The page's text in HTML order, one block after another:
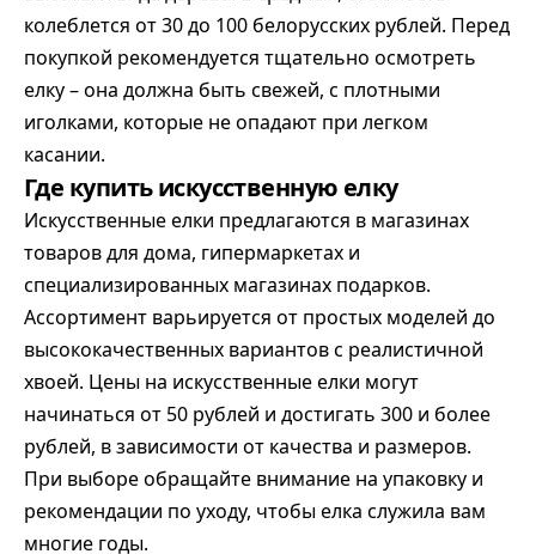
колеблется от 30 до 100 белорусских рублей. Перед
покупкой рекомендуется тщательно осмотреть
елку – она должна быть свежей, с плотными
иголками, которые не опадают при легком
касании.
Где купить искусственную елку
Искусственные елки предлагаются в магазинах
товаров для дома, гипермаркетах и
специализированных магазинах подарков.
Ассортимент варьируется от простых моделей до
высококачественных вариантов с реалистичной
хвоей. Цены на искусственные елки могут
начинаться от 50 рублей и достигать 300 и более
рублей, в зависимости от качества и размеров.
При выборе обращайте внимание на упаковку и
рекомендации по уходу, чтобы елка служила вам
многие годы.